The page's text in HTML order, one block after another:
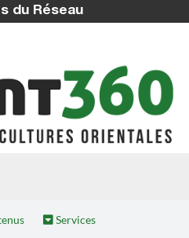
du Réseau
Services